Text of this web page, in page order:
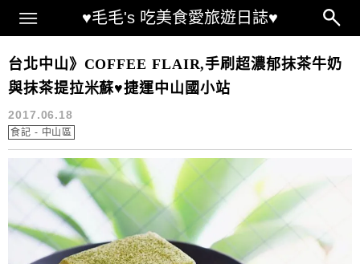
♥毛毛's 吃美食愛旅遊日誌♥
Main Menu
捷運中山國小站
台北中山》COFFEE FLAIR,手刷超濃郁抹茶牛奶
與抹茶提拉米蘇♥捷運中山國小站
2017.06.18
食記 - 中山區